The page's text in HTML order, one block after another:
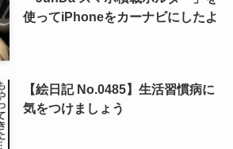
使ってiPhoneをカーナビにしたよ
【絵日記 No.0485】生活習慣病に
気をつけましょう